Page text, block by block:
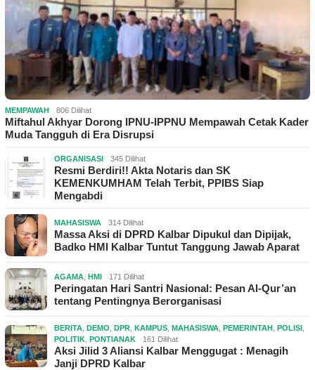
MEMPAWAH 806 Dilihat
Miftahul Akhyar Dorong IPNU-IPPNU Mempawah Cetak Kader
Muda Tangguh di Era Disrupsi
ORGANISASI 345 Dilihat
Resmi Berdiri!! Akta Notaris dan SK
KEMENKUMHAM Telah Terbit, PPIBS Siap
Mengabdi
MAHASISWA 314 Dilihat
Massa Aksi di DPRD Kalbar Dipukul dan Dipijak,
Badko HMI Kalbar Tuntut Tanggung Jawab Aparat
AGAMA HMI 171 Dilihat
Peringatan Hari Santri Nasional: Pesan Al-Qur’an
tentang Pentingnya Berorganisasi
BERITA DEMO DPR KAMPUS MAHASISWA PEMERINTAH POLISI
POLITIK PONTIANAK 161 Dilihat
Aksi Jilid 3 Aliansi Kalbar Menggugat : Menagih
Janji DPRD Kalbar